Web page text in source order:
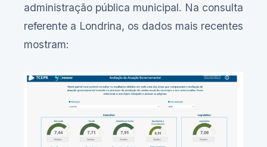
administração pública municipal. Na consulta
referente a Londrina, os dados mais recentes
mostram: